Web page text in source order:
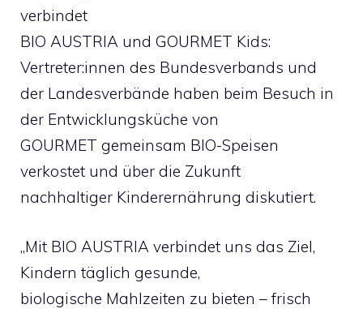
verbindet
BIO AUSTRIA und GOURMET Kids:
Vertreter:innen des Bundesverbands und
der Landesverbände haben beim Besuch in
der Entwicklungsküche von
GOURMET gemeinsam BIO-Speisen
verkostet und über die Zukunft
nachhaltiger Kinderernährung diskutiert.
„Mit BIO AUSTRIA verbindet uns das Ziel,
Kindern täglich gesunde,
biologische Mahlzeiten zu bieten – frisch